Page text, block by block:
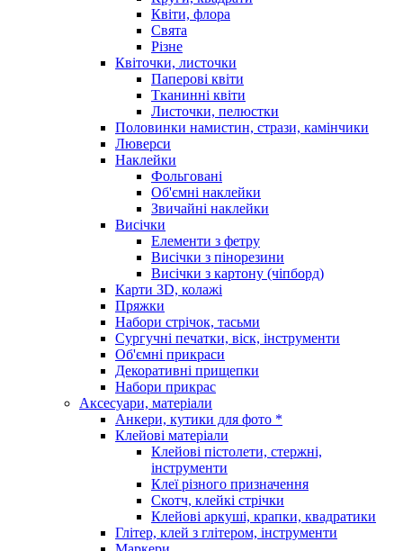
Квіти, флора
Свята
Різне
Квіточки, листочки
Паперові квіти
Тканинні квіти
Листочки, пелюстки
Половинки намистин, стрази, камінчики
Люверси
Наклейки
Фольговані
Об'ємні наклейки
Звичайні наклейки
Висічки
Елементи з фетру
Висічки з пінорезини
Висічки з картону (чіпборд)
Карти 3D, колажі
Пряжки
Набори стрічок, тасьми
Сургучні печатки, віск, інструменти
Об'ємні прикраси
Декоративні прищепки
Набори прикрас
Аксесуари, матеріали
Анкери, кутики для фото *
Клейові матеріали
Клейові пістолети, стержні,
інструменти
Клеї різного призначення
Скотч, клейкі стрічки
Клейові аркуші, крапки, квадратики
Глітер, клей з глітером, інструменти